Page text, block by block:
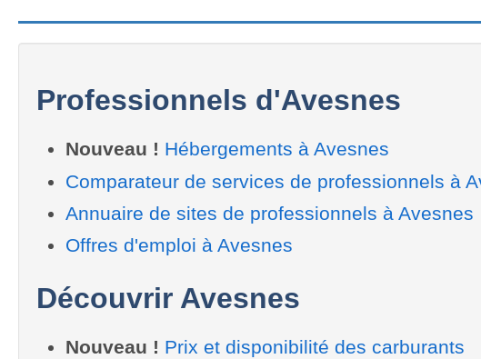
Professionnels d'Avesnes
Nouveau ! Hébergements à Avesnes
Comparateur de services de professionnels à
Annuaire de sites de professionnels à Avesnes
Offres d'emploi à Avesnes
Découvrir Avesnes
Nouveau ! Prix et disponibilité des carburants